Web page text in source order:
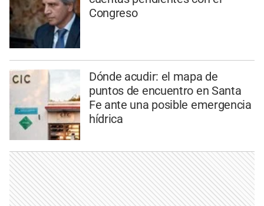
Congreso
Dónde acudir: el mapa de
puntos de encuentro en Santa
Fe ante una posible emergencia
hídrica